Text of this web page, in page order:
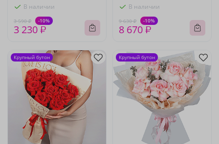
В наличии
3 590 ₽ -10%
3 230 ₽
В наличии
9 630 ₽ -10%
8 670 ₽
Крупный бутон Крупный бутон